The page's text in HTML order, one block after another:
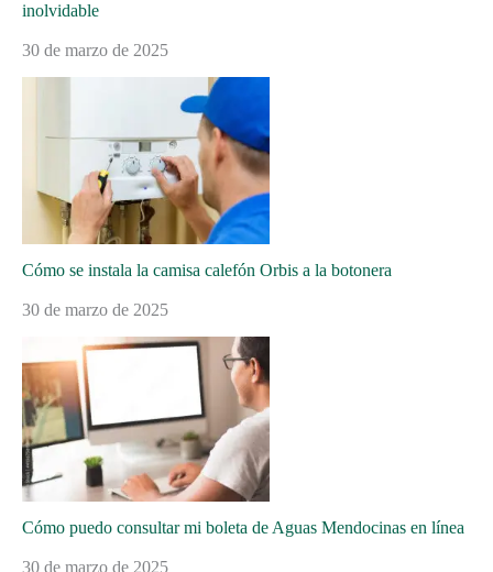
inolvidable
30 de marzo de 2025
Cómo se instala la camisa calefón Orbis a la botonera
30 de marzo de 2025
Cómo puedo consultar mi boleta de Aguas Mendocinas en línea
30 de marzo de 2025